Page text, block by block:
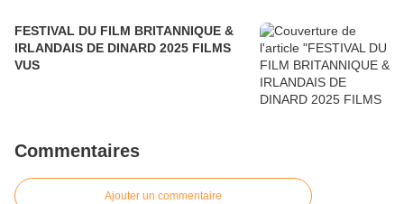
FESTIVAL DU FILM BRITANNIQUE &
IRLANDAIS DE DINARD 2025 FILMS
VUS
Commentaires
Ajouter un commentaire